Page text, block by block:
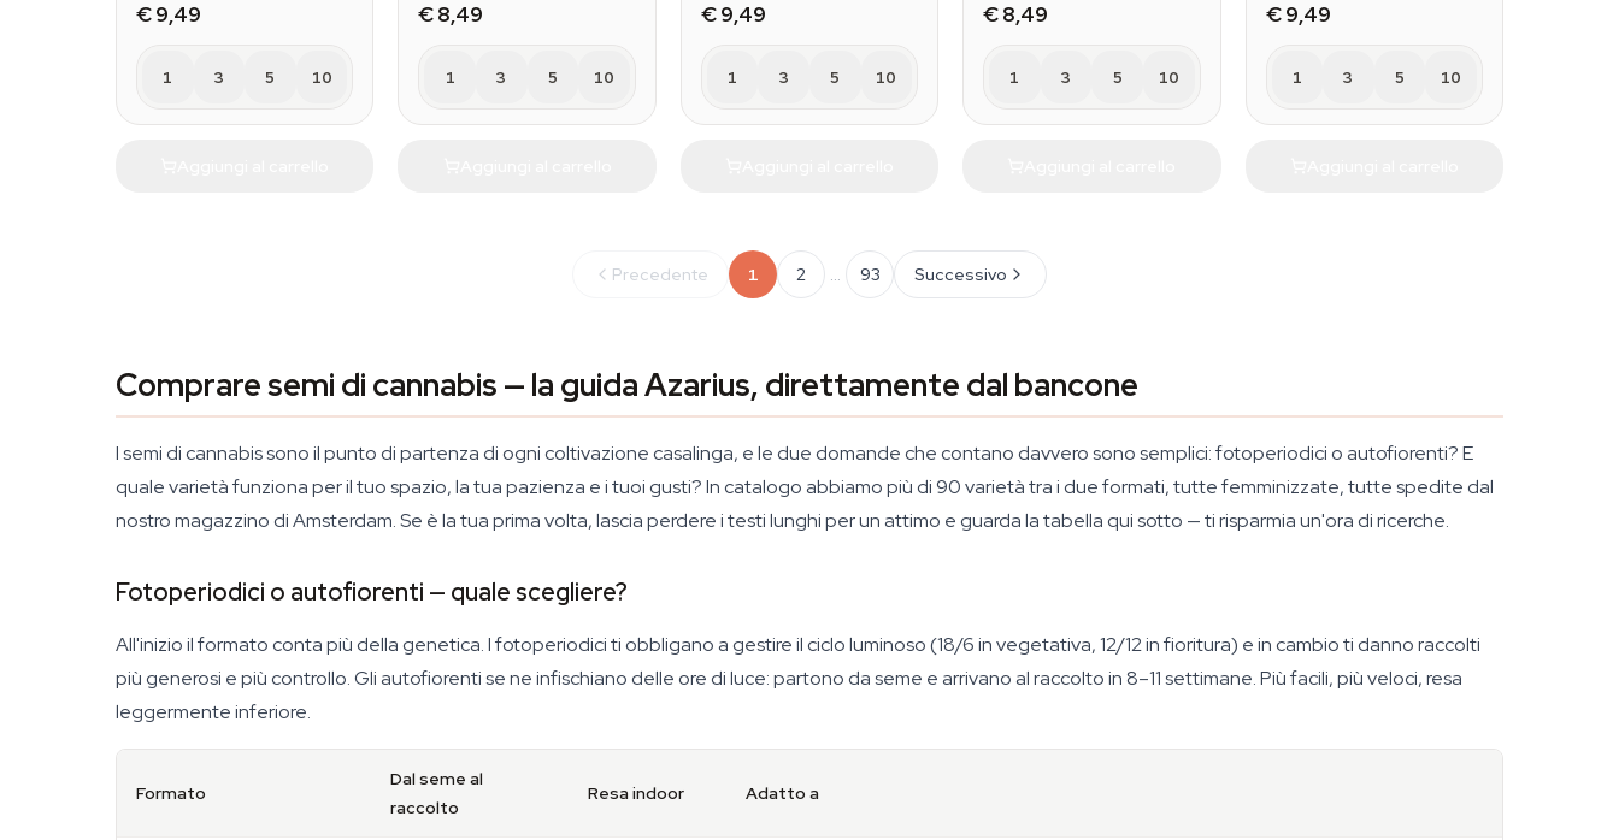
€ 9,49
1 3 5 10
€ 8,49
1 3 5 10
€ 9,49
1 3 5 10
€ 8,49
1 3 5 10
€ 9,49
1 3 5 10
Precedente 1 2 … 93 Successivo
Comprare semi di cannabis — la guida Azarius, direttamente dal bancone
I semi di cannabis sono il punto di partenza di ogni coltivazione casalinga, e le due domande che contano davvero sono semplici: fotoperiodici o autofiorenti? E
quale varietà funziona per il tuo spazio, la tua pazienza e i tuoi gusti? In catalogo abbiamo più di 90 varietà tra i due formati, tutte femminizzate, tutte spedite dal
nostro magazzino di Amsterdam. Se è la tua prima volta, lascia perdere i testi lunghi per un attimo e guarda la tabella qui sotto — ti risparmia un'ora di ricerche.
Fotoperiodici o autofiorenti — quale scegliere?
All'inizio il formato conta più della genetica. I fotoperiodici ti obbligano a gestire il ciclo luminoso (18/6 in vegetativa, 12/12 in fioritura) e in cambio ti danno raccolti
più generosi e più controllo. Gli autofiorenti se ne infischiano delle ore di luce: partono da seme e arrivano al raccolto in 8–11 settimane. Più facili, più veloci, resa
leggermente inferiore.
Formato
Dal seme al
raccolto
Resa indoor Adatto a